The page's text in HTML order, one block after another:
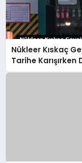
Nükleer Kıskaç
Tarihe